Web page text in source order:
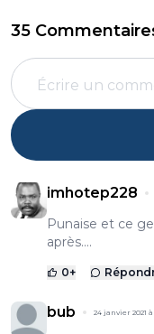
35
imhotep228
Punaise et ce
après....
0+
bub 24 janvier 2021 à